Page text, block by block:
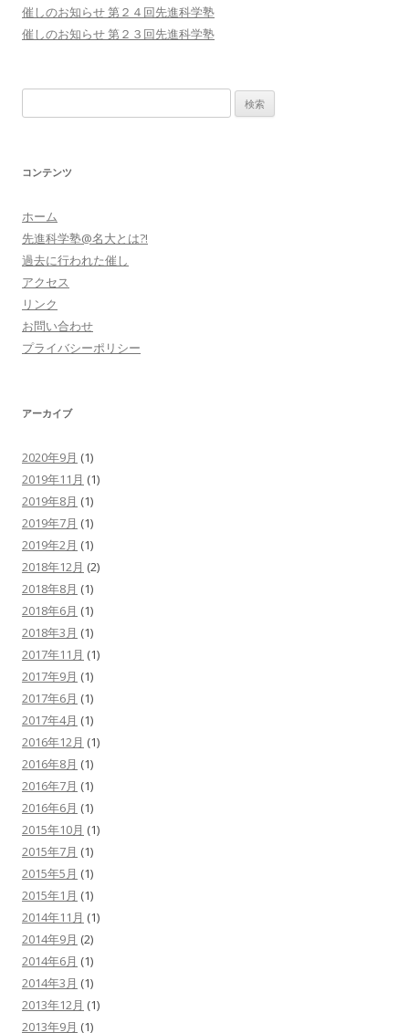
ョ
ン
催しのお知らせ 第２４回先進科学塾
催しのお知らせ 第２３回先進科学塾
索
コンテンツ
ホーム
先進科学塾@名大とは?!
過去に行われた催し
アクセス
リンク
お問い合わせ
プライバシーポリシー
アーカイブ
2020年9月 (1)
2019年11月 (1)
2019年8月 (1)
2019年7月 (1)
2019年2月 (1)
2018年12月 (2)
2018年8月 (1)
2018年6月 (1)
2018年3月 (1)
2017年11月 (1)
2017年9月 (1)
2017年6月 (1)
2017年4月 (1)
2016年12月 (1)
2016年8月 (1)
2016年7月 (1)
2016年6月 (1)
2015年10月 (1)
2015年7月 (1)
2015年5月 (1)
2015年1月 (1)
2014年11月 (1)
2014年9月 (2)
2014年6月 (1)
2014年3月 (1)
2013年12月 (1)
2013年9月 (1)